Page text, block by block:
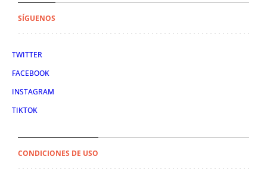
SÍGUENOS
TWITTER
FACEBOOK
INSTAGRAM
TIKTOK
CONDICIONES DE USO